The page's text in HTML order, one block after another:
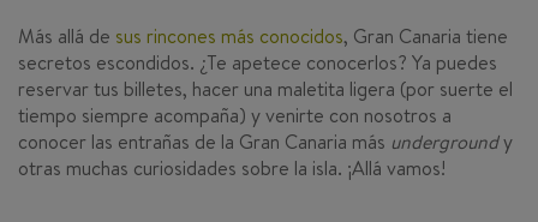
Más allá de sus rincones más conocidos, Gran Canaria tiene
secretos escondidos. ¿Te apetece conocerlos? Ya puedes
reservar tus billetes, hacer una maletita ligera (por suerte el
tiempo siempre acompaña) y venirte con nosotros a
conocer las entrañas de la Gran Canaria más undergroundy
otras muchas curiosidades sobre la isla. ¡Allá vamos!